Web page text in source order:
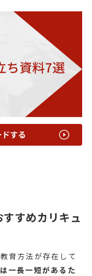
すめカリキュ
育方法が存在して
一長一短があるた